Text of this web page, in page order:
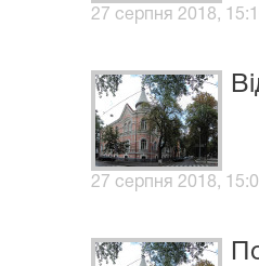
27 серпня 2018,
27 серпня 2018,